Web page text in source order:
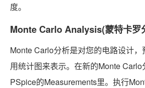
度。
Monte Carlo Analysis(蒙特卡罗
Monte Carlo分析是对您的电路设计
用统计图来表示。在新的Monte
PSpice的Measurements里。执行